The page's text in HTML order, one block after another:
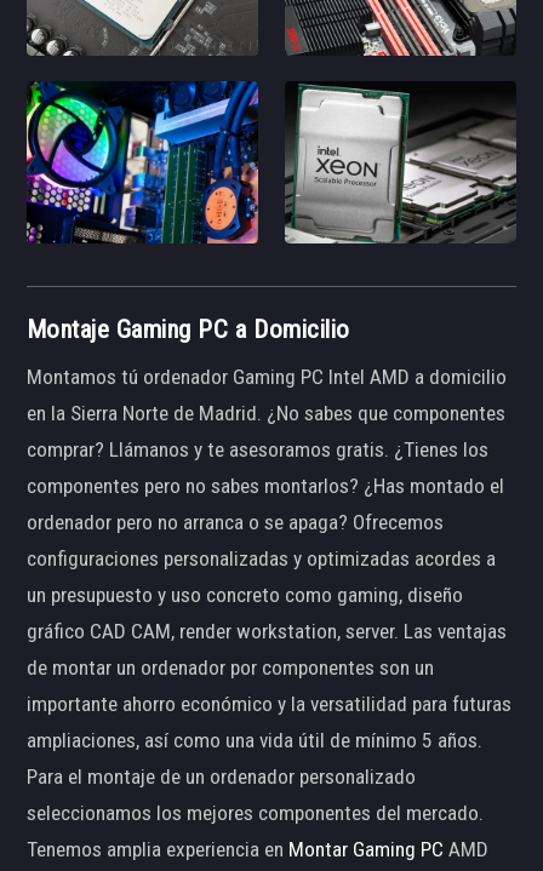
Montaje Gaming PC a Domicilio
Montamos tú ordenador Gaming PC Intel AMD a domicilio
en la Sierra Norte de Madrid. ¿No sabes que componentes
comprar? Llámanos y te asesoramos gratis. ¿Tienes los
componentes pero no sabes montarlos? ¿Has montado el
ordenador pero no arranca o se apaga? Ofrecemos
configuraciones personalizadas y optimizadas acordes a
un presupuesto y uso concreto como gaming, diseño
gráfico CAD CAM, render workstation, server. Las ventajas
de montar un ordenador por componentes son un
importante ahorro económico y la versatilidad para futuras
ampliaciones, así como una vida útil de mínimo 5 años.
Para el montaje de un ordenador personalizado
seleccionamos los mejores componentes del mercado.
Tenemos amplia experiencia en Montar Gaming PC AMD